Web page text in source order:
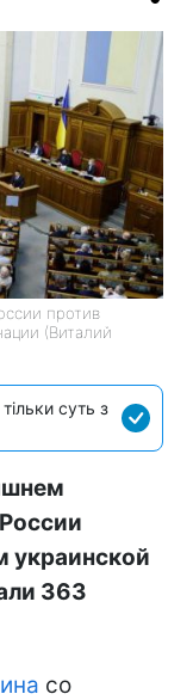
против
(Виталий
суть з
украинской
363
со